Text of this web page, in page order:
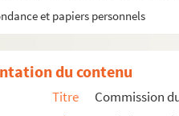
et papiers personnels
du contenu
Titre
Commission